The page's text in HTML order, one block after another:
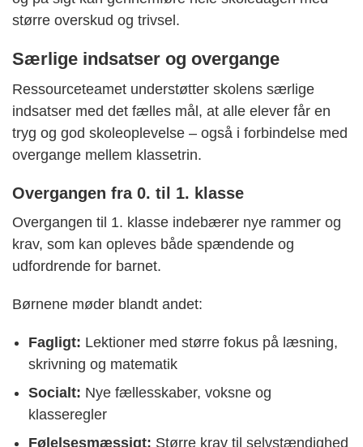
større overskud og trivsel.
Særlige indsatser og overgange
Ressourceteamet understøtter skolens særlige
indsatser med det fælles mål, at alle elever får en
tryg og god skoleoplevelse – også i forbindelse med
overgange mellem klassetrin.
Overgangen fra 0. til 1. klasse
Overgangen til 1. klasse indebærer nye rammer og
krav, som kan opleves både spændende og
udfordrende for barnet.
Børnene møder blandt andet:
Fagligt: Lektioner med større fokus på læsning,
skrivning og matematik
Socialt: Nye fællesskaber, voksne og
klasseregler
Følelsesmæssigt: Større krav til selvstændighed